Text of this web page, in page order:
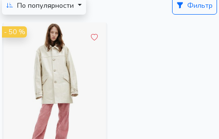
По популярности
Фильтр
- 50 %